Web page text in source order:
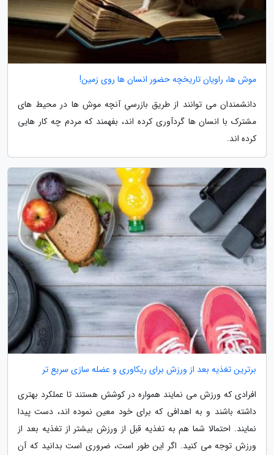
موش ها، راویان تاریخچه حضور انسان ها روی زمین!
دانشمندان می توانند از طریق بازرسیِ آنچه موش ها در محیط های
مشترک با انسان ها گردآوری کرده اند، بفهمند که مردم چه کار هایی
کرده اند.
برترین تغذیه بعد از ورزش برای ریکاوری و عضله سازی سریع تر
افرادی که ورزش می نمایند همواره در کوشش هستند تا عملکرد بهتری
داشته باشند و به اهدافی که برای خود معین نموده اند، دست پیدا
نمایند. احتمالا شما هم به تغذیه قبل از ورزش بیشتر از تغذیه بعد از
ورزش توجه می کنید. اگر این طور است، ضروری است بدانید که آن